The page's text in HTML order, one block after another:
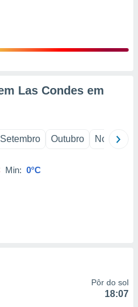
Las Condes em
Setembro Outubro Novembro
Min: 0°C
Pôr do sol
18:07